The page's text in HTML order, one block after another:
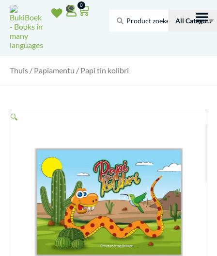
Doorgaan
naar
inhoud
Search
0
Winkelwagen
Thuis / Papiamentu / Papi tin kolibri
🔍